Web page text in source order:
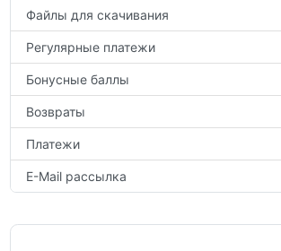
Файлы для скачивания
Регулярные платежи
Бонусные баллы
Возвраты
Платежи
E-Mail рассылка